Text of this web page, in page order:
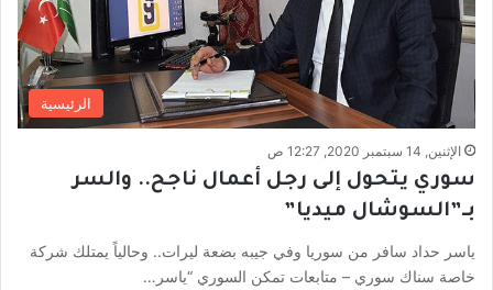
الرئيسية
الإثنين, 14 سبتمبر 2020, 12:27 ص
سوري يتحول إلى رجل أعمال ناجح.. والسر
بـ”السوشال ميديا”
ياسر حداد سافر من سوريا وفي جيبه بضعة ليرات.. وحالياً يمتلك شركة
خاصة سناك سوري – متابعات تمكن السوري “ياسر…